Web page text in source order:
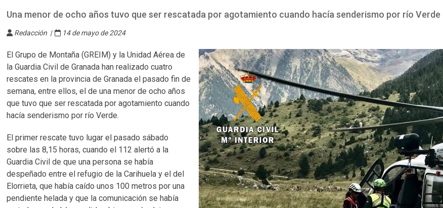
Una menor de ocho años tuvo que ser rescatada por agotamiento cuando hacía senderismo por río Verde
Redacción | 14 de mayo de 2024
El Grupo de Montaña (GREIM) y la Unidad Aérea de
la Guardia Civil de Granada han realizado cuatro
rescates en la provincia de Granada el pasado fin de
semana, entre ellos, el de una menor de ocho años
que tuvo que ser rescatada por agotamiento cuando
hacía senderismo por río Verde.
El primer rescate tuvo lugar el pasado sábado
sobre las 8,15 horas, cuando el 112 alertó a la
Guardia Civil de que una persona se había
despeñado entre el refugio de la Carihuela y el del
Elorrieta, que había caído unos 100 metros por una
pendiente helada y que la comunicación se había